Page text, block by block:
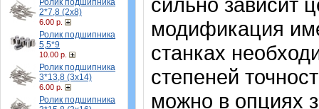
Ролик подшипника
2*7,8 (2х8)
6.00 р.
Ролик подшипника
5,5*9
10.00 р.
Ролик подшипника
3*13,8 (3х14)
6.00 р.
Ролик подшипника
модификация
станках
степеней
можно в опциях